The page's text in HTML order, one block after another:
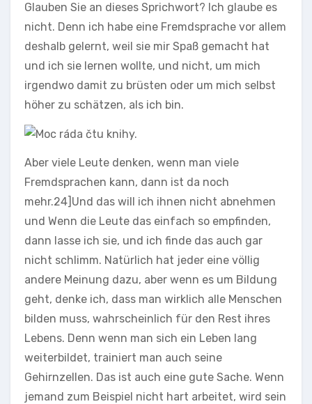
Glauben Sie an dieses Sprichwort? Ich glaube es
nicht. Denn ich habe eine Fremdsprache vor allem
deshalb gelernt, weil sie mir Spaß gemacht hat
und ich sie lernen wollte, und nicht, um mich
irgendwo damit zu brüsten oder um mich selbst
höher zu schätzen, als ich bin.
Aber viele Leute denken, wenn man viele
Fremdsprachen kann, dann ist da noch
mehr.24] Und das will ich ihnen nicht abnehmen
und Wenn die Leute das einfach so empfinden,
dann lasse ich sie, und ich finde das auch gar
nicht schlimm. Natürlich hat jeder eine völlig
andere Meinung dazu, aber wenn es um Bildung
geht, denke ich, dass man wirklich alle Menschen
bilden muss, wahrscheinlich für den Rest ihres
Lebens. Denn wenn man sich ein Leben lang
weiterbildet, trainiert man auch seine
Gehirnzellen. Das ist auch eine gute Sache. Wenn
jemand zum Beispiel nicht hart arbeitet, wird sein